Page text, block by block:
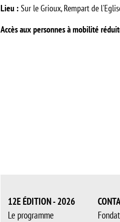
Lieu : Sur le Grioux, Rempart de
Accès aux personnes à mobilité
12E ÉDITION - 2026
Le programme